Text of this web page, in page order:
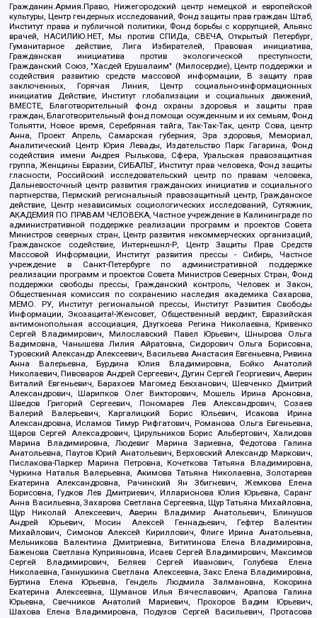
Гражданин.Армия.Право, Нижегородский центр немецкой и европейской
культуры, Центр гендерных исследований, Фонд защиты прав граждан Штаб,
Институт права и публичной политики, Фонд борьбы с коррупцией, Альянс
врачей, НАСИЛИЮ.НЕТ, Мы против СПИДа, СВЕЧА, Открытый Петербург,
Гуманитарное действие, Лига Избирателей, Правовая инициатива,
Гражданская инициатива против экологической преступности,
Гражданский Союз, "Хасдей Ерушалаим" (Милосердие), Центр поддержки и
содействия развитию средств массовой информации, В защиту прав
заключенных, Горячая Линия, Центр социально-информационных
инициатив Действие, Институт глобализации и социальных движений,
ВМЕСТЕ, Благотворительный фонд охраны здоровья и защиты прав
граждан, Благотворительный фонд помощи осужденным и их семьям, Фонд
Тольятти, Новое время, Серебряная тайга, Так-Так-Так, центр Сова, центр
Анна, Проект Апрель, Самарская губерния, Эра здоровья, Мемориал,
Аналитический Центр Юрия Левады, Издательство Парк Гагарина, Фонд
содействия имени Андрея Рылькова, Сфера, Уральская правозащитная
группа, Женщины Евразии, СИБАЛЬТ, Институт прав человека, Фонд защиты
гласности, Российский исследовательский центр по правам человека,
Дальневосточный центр развития гражданских инициатив и социального
партнерства, Пермский региональный правозащитный центр, Гражданское
действие, Центр независимых социологических исследований, Сутяжник,
АКАДЕМИЯ ПО ПРАВАМ ЧЕЛОВЕКА, Частное учреждение в Калининграде по
административной поддержке реализации программ и проектов Совета
Министров северных стран, Центр развития некоммерческих организаций,
Гражданское содействие, Интернешнл-Р, Центр Защиты Прав Средств
Массовой Информации, Институт развития прессы - Сибирь, Частное
учреждение в Санкт-Петербурге по административной поддержке
реализации программ и проектов Совета Министров Северных Стран, Фонд
поддержки свободы прессы, Гражданский контроль, Человек и Закон,
Общественная комиссия по сохранению наследия академика Сахарова,
МЕМО. РУ, Институт региональной прессы, Институт Развития Свободы
Информации, Экозащита!-Женсовет, Общественный вердикт, Евразийская
антимонопольная ассоциация, Дзугкоева Регина Николаевна, Кривенко
Сергей Владимирович, Милославский Павел Юрьевич, Шнырова Ольга
Вадимовна, Чанышева Лилия Айратовна, Сидорович Ольга Борисовна,
Туровский Александр Алексеевич, Васильева Анастасия Евгеньевна, Ривина
Анна Валерьевна, Бурдина Юлия Владимировна, Бойко Анатолий
Николаевич, Пивоваров Андрей Сергеевич, Дугин Сергей Георгиевич, Аверин
Виталий Евгеньевич, Барахоев Магомед Бекханович, Шевченко Дмитрий
Александрович, Шарипков Олег Викторович, Мошель Ирина Ароновна,
Шведов Григорий Сергеевич, Пономарев Лев Александрович, Созаев
Валерий Валерьевич, Каргалицкий Борис Юльевич, Исакова Ирина
Александровна, Исламов Тимур Рифгатович, Романова Ольга Евгеньевна,
Щаров Сергей Алексадрович, Цирульников Борис Альбертович, Халидова
Марина Владимировна, Людевиг Марина Зариевна, Федотова Галина
Анатольевна, Паутов Юрий Анатольевич, Верховский Александр Маркович,
Пислакова-Паркер Марина Петровна, Кочеткова Татьяна Владимировна,
Чуркина Наталья Валерьевна, Акимова Татьяна Николаевна, Золотарева
Екатерина Александровна, Рачинский Ян Збигневич, Жемкова Елена
Борисовна, Гудков Лев Дмитриевич, Илларионова Юлия Юрьевна, Саранг
Анна Васильевна, Захарова Светлана Сергеевна, Щур Татьяна Михайловна,
Щур Николай Алексеевич, Аверин Владимир Анатольевич, Блинушов
Андрей Юрьевич, Мосин Алексей Геннадьевич, Гефтер Валентин
Михайлович, Симонов Алексей Кириллович, Флиге Ирина Анатольевна,
Мельникова Валентина Дмитриевна, Вититинова Елена Владимировна,
Баженова Светлана Куприяновна, Исаев Сергей Владимирович, Максимов
Сергей Владимирович, Беляев Сергей Иванович, Голубева Елена
Николаевна, Ганнушкина Светлана Алексеевна, Закс Елена Владимировна,
Буртина Елена Юрьевна, Гендель Людмила Залмановна, Кокорина
Екатерина Алексеевна, Шуманов Илья Вячеславович, Арапова Галина
Юрьевна, Свечников Анатолий Мариевич, Прохоров Вадим Юрьевич,
Шахова Елена Владимировна, Подузов Сергей Васильевич, Протасова